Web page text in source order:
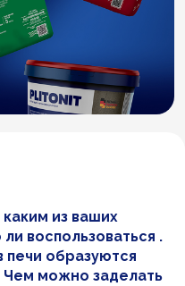
из ваших
воспользоваться .
печи образуются
можно заделать